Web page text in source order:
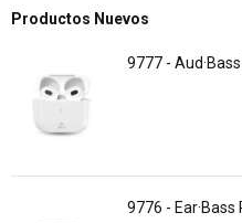
Productos Nuevos
9777 -
9776 - Ear·Bass